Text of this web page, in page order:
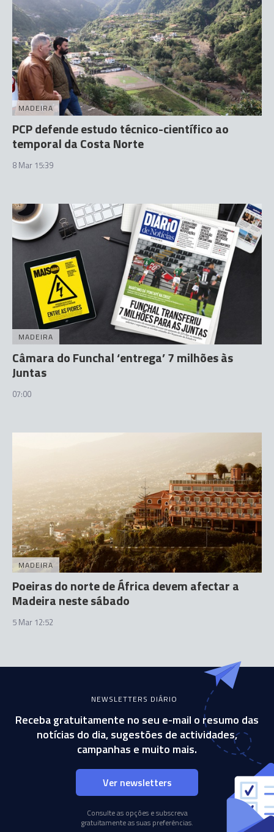
MADEIRA
PCP defende estudo técnico-científico ao
temporal da Costa Norte
8 Mar 15:39
MADEIRA
Câmara do Funchal ‘entrega’ 7 milhões às
Juntas
07:00
MADEIRA
Poeiras do norte de África devem afectar a
Madeira neste sábado
5 Mar 12:52
NEWSLETTERS DIÁRIO
Receba gratuitamente no seu e-mail o resumo das
notícias do dia, sugestões de actividades,
campanhas e muito mais.
Ver newsletters
Consulte as opções e subscreva
gratuitamente as suas preferências.